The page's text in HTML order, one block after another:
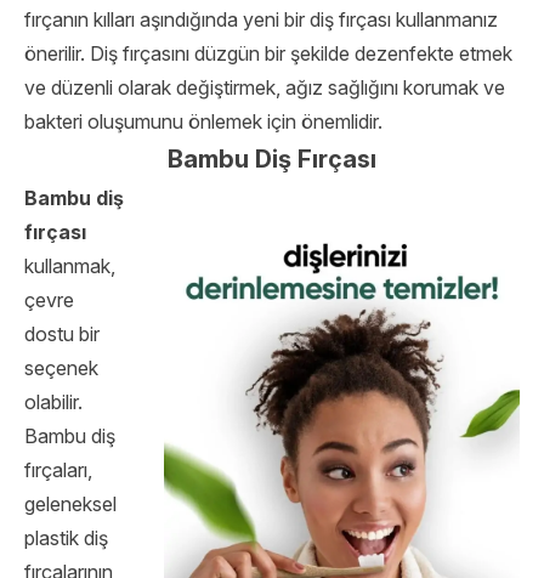
fırçanın kılları aşındığında yeni bir diş fırçası kullanmanız
önerilir. Diş fırçasını düzgün bir şekilde dezenfekte etmek
ve düzenli olarak değiştirmek, ağız sağlığını korumak ve
bakteri oluşumunu önlemek için önemlidir.
Bambu Diş Fırçası
Bambu diş
fırçası
kullanmak,
çevre
dostu bir
seçenek
olabilir.
Bambu diş
fırçaları,
geleneksel
plastik diş
fırçalarının